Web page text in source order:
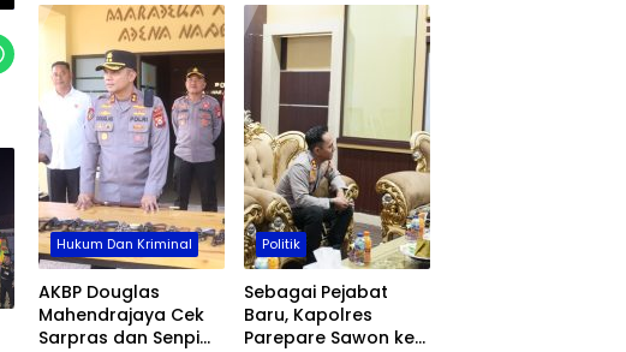
2025, Langsung
Disetor ke Kas
Negara
Maddika Ponrang
dan Maddika Ulusalu
Hukum Dan Kriminal
AKBP Douglas
Mahendrajaya Cek
Sarpras dan Senpi
Politik
Sebagai Pejabat
Baru, Kapolres
Parepare Sawon ke